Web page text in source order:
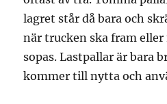
lagret står då bara och
när trucken ska fram
sopas. Lastpallar är bara
kommer till nytta och